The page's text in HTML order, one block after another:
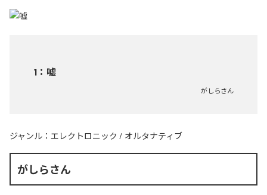
1 ： 嘘
がしらさん
ジャンル： エレクトロニック / オルタナティブ
がしらさん